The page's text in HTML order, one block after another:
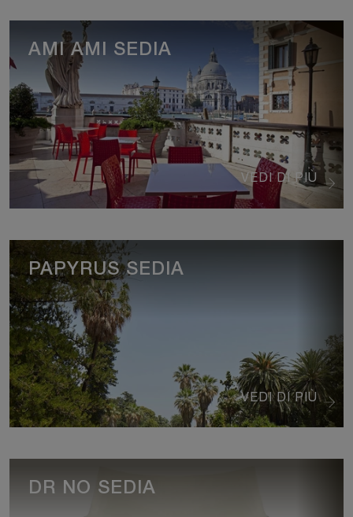
VEDI DI PIÙ
AMI AMI SEDIA
VEDI DI PIÙ
PAPYRUS SEDIA
DR NO SEDIA